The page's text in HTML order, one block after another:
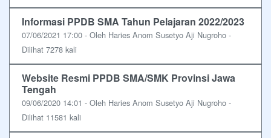
Informasi PPDB SMA Tahun Pelajaran 2022/2023
07/06/2021 17:00 - Oleh Haries Anom Susetyo Aji Nugroho -
Dilihat 7278 kali
Website Resmi PPDB SMA/SMK Provinsi Jawa
Tengah
09/06/2020 14:01 - Oleh Haries Anom Susetyo Aji Nugroho -
Dilihat 11581 kali